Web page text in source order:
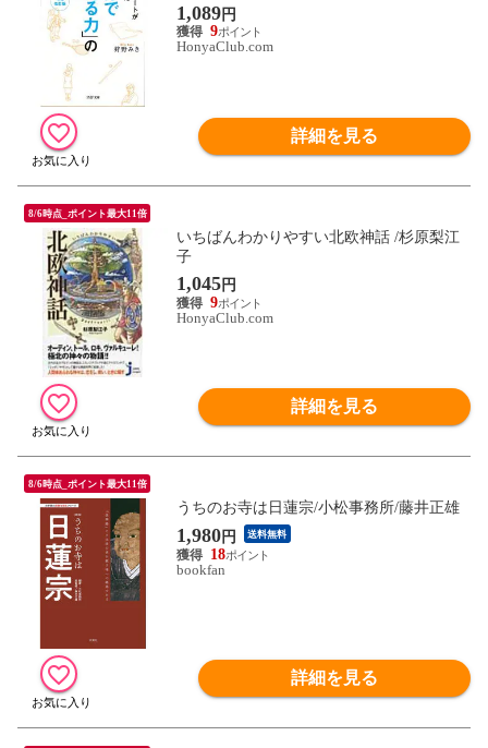
1,089円
9
HonyaClub.com
詳細を見る
8/6時点_ポイント最大11倍
いちばんわかりやすい北欧神話 /杉原梨江
子
1,045円
9
HonyaClub.com
詳細を見る
8/6時点_ポイント最大11倍
うちのお寺は日蓮宗/小松事務所/藤井正雄
1,980円 送料無料
18
bookfan
詳細を見る